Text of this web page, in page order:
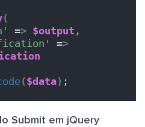
(
=> $output,
=>
($data) ;
Submit em jQuery